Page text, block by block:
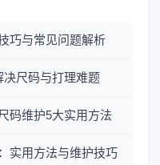
巧与常见问题解析
尺码与打理难题
码维护5大实用方法
实用方法与维护技巧